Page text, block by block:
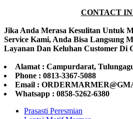
CONTACT
Jika Anda Merasa Kesulitan Untuk
Service Kami, Anda Bisa Langsung
Layanan Dan Keluhan Customer Di
Alamat : Campurdarat,
Phone : 0813-3367-5088
Email :
Whatsapp : 0858-5262-6380
Prasasti Peresmian